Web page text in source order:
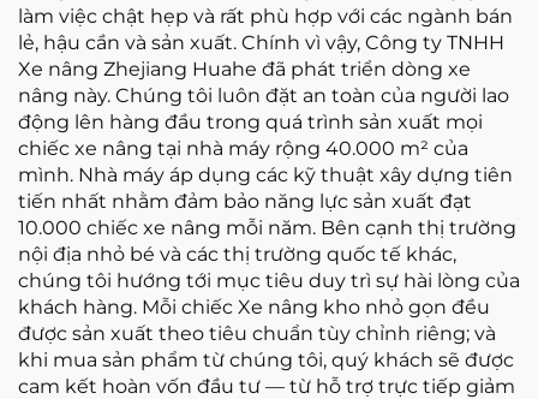
làm việc chật hẹp và rất phù hợp với các ngành bán
lẻ, hậu cần và sản xuất. Chính vì vậy, Công ty TNHH
Xe nâng Zhejiang Huahe đã phát triển dòng xe
nâng này. Chúng tôi luôn đặt an toàn của người lao
động lên hàng đầu trong quá trình sản xuất mọi
chiếc xe nâng tại nhà máy rộng 40.000 m² của
mình. Nhà máy áp dụng các kỹ thuật xây dựng tiên
tiến nhất nhằm đảm bảo năng lực sản xuất đạt
10.000 chiếc xe nâng mỗi năm. Bên cạnh thị trường
nội địa nhỏ bé và các thị trường quốc tế khác,
chúng tôi hướng tới mục tiêu duy trì sự hài lòng của
khách hàng. Mỗi chiếc Xe nâng kho nhỏ gọn đều
được sản xuất theo tiêu chuẩn tùy chỉnh riêng; và
khi mua sản phẩm từ chúng tôi, quý khách sẽ được
cam kết hoàn vốn đầu tư — từ hỗ trợ trực tiếp giảm